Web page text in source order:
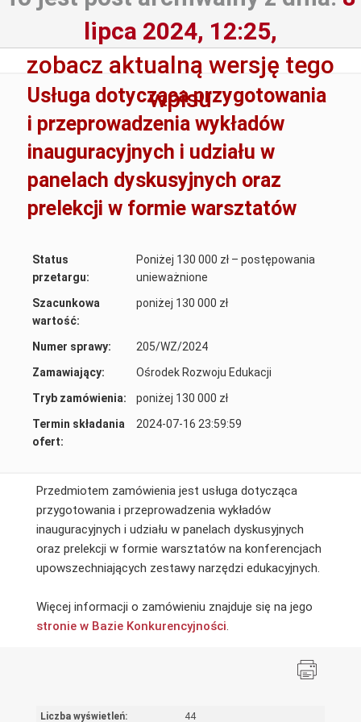
lipca 2024, 12:25,
zobacz aktualną wersję tego
wpisu
Usługa dotycząca przygotowania
i przeprowadzenia wykładów
inauguracyjnych i udziału w
panelach dyskusyjnych oraz
prelekcji w formie warsztatów
Status
przetargu:
Poniżej 130 000 zł – postępowania
unieważnione
Szacunkowa
wartość:
poniżej 130 000 zł
Numer sprawy:
205/WZ/2024
Zamawiający:
Ośrodek Rozwoju Edukacji
Tryb zamówienia:
poniżej 130 000 zł
Termin składania
ofert:
2024-07-16 23:59:59
Przedmiotem zamówienia jest usługa dotycząca
przygotowania i przeprowadzenia wykładów
inauguracyjnych i udziału w panelach dyskusyjnych
oraz prelekcji w formie warsztatów na konferencjach
upowszechniających zestawy narzędzi edukacyjnych.
Więcej informacji o zamówieniu znajduje się na jego
stronie w Bazie Konkurencyjności.
Liczba wyświetleń: 44